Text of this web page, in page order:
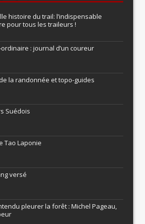
histoire du trail: l’indispensable
pour tous les traileurs !
: journal d’un coureur
la randonnée et topo-guides
Suédois
Tao Laponie
versé
pleurer la forêt : Michel Pageau,